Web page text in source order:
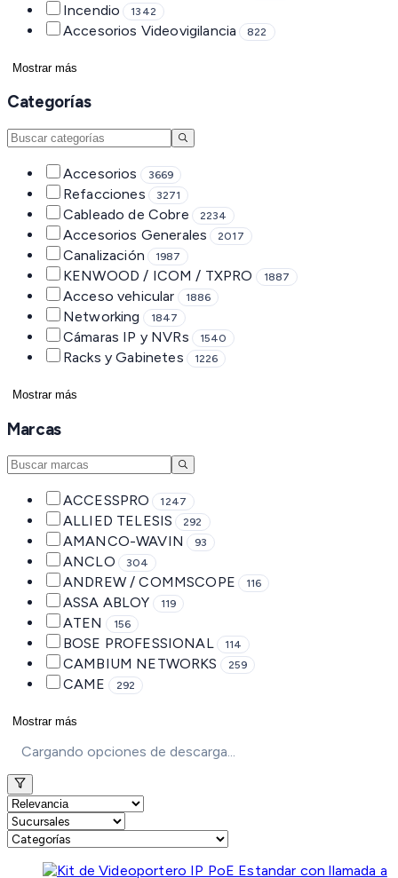
Incendio 1342
Accesorios Videovigilancia 822
Mostrar más
Categorías
Accesorios 3669
Refacciones 3271
Cableado de Cobre 2234
Accesorios Generales 2017
Canalización 1987
KENWOOD / ICOM / TXPRO 1887
Acceso vehicular 1886
Networking 1847
Cámaras IP y NVRs 1540
Racks y Gabinetes 1226
Mostrar más
Marcas
ACCESSPRO 1247
ALLIED TELESIS 292
AMANCO-WAVIN 93
ANCLO 304
ANDREW / COMMSCOPE 116
ASSA ABLOY 119
ATEN 156
BOSE PROFESSIONAL 114
CAMBIUM NETWORKS 259
CAME 292
Mostrar más
Cargando opciones de descarga...